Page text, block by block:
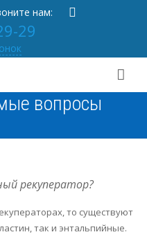
нам:
29
вопросы
рекуператор?
то существуют
так и энтальпийные.